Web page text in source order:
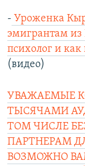
- Уроженка
эмигрантам
психолог и
(видео)
УВАЖАЕМЫЕ
ТЫСЯЧАМИ
ТОМ ЧИСЛЕ
ПАРТНЕРАМ
ВОЗМОЖНО